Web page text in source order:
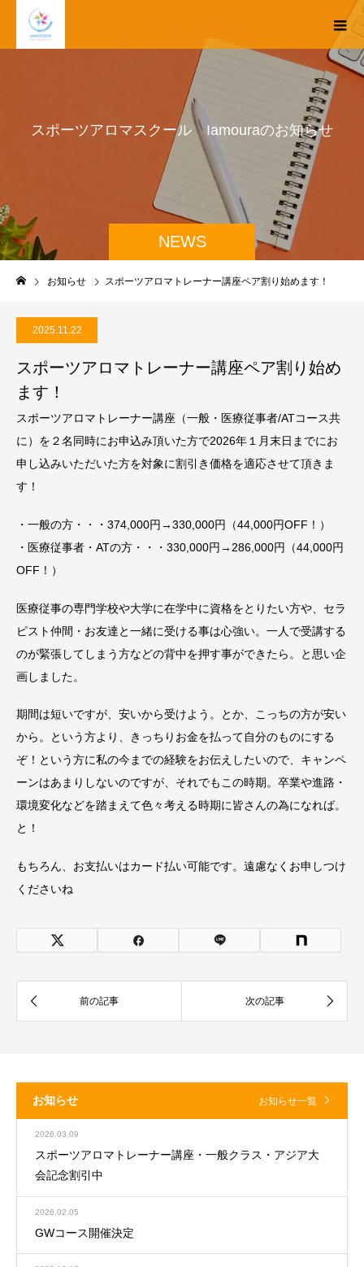
NEWS
ス ポーツア ロ マ ス ク ール Iamouraのお知らせ
お知らせ スポーツアロマトレーナー講座ペア割り始めます！
2025.11.22
スポーツアロマトレーナー講座ペア割り始め
ます！
スポーツアロマトレーナー講座（一般・医療従事者/ATコース共
に）を２名同時にお申込み頂いた方で2026年１月末日までにお
申し込みいただいた方を対象に割引き価格を適応させて頂きま
す！
・一般の方・・・374,000円→330,000円（44,000円OFF！）
・医療従事者・ATの方・・・330,000円→286,000円（44,000円
OFF！）
医療従事の専門学校や大学に在学中に資格をとりたい方や、セラ
ピスト仲間・お友達と一緒に受ける事は心強い。一人で受講する
のが緊張してしまう方などの背中を押す事ができたら。と思い企
画しました。
期間は短いですが、安いから受けよう。とか、こっちの方が安い
から。という方より、きっちりお金を払って自分のものにする
ぞ！という方に私の今までの経験をお伝えしたいので、キャンペ
ーンはあまりしないのですが、それでもこの時期。卒業や進路・
環境変化などを踏まえて色々考える時期に皆さんの為になれば。
と！
もちろん、お支払いはカード払い可能です。遠慮なくお申しつけ
くださいね
お知らせ お知らせ一覧
2026.03.09
スポーツアロマトレーナー講座・一般クラス・アジア大
会記念割引中
2026.02.05
GWコース開催決定